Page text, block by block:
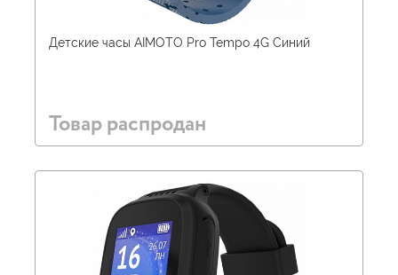
Детские часы AIMOTO Pro Tempo 4G Синий
Товар распродан